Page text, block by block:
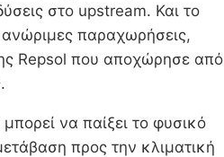
στο upstream. Και το
ανώριμες παραχωρήσεις,
Repsol που αποχώρησε από
να παίξει το φυσικό
προς την κλιματική